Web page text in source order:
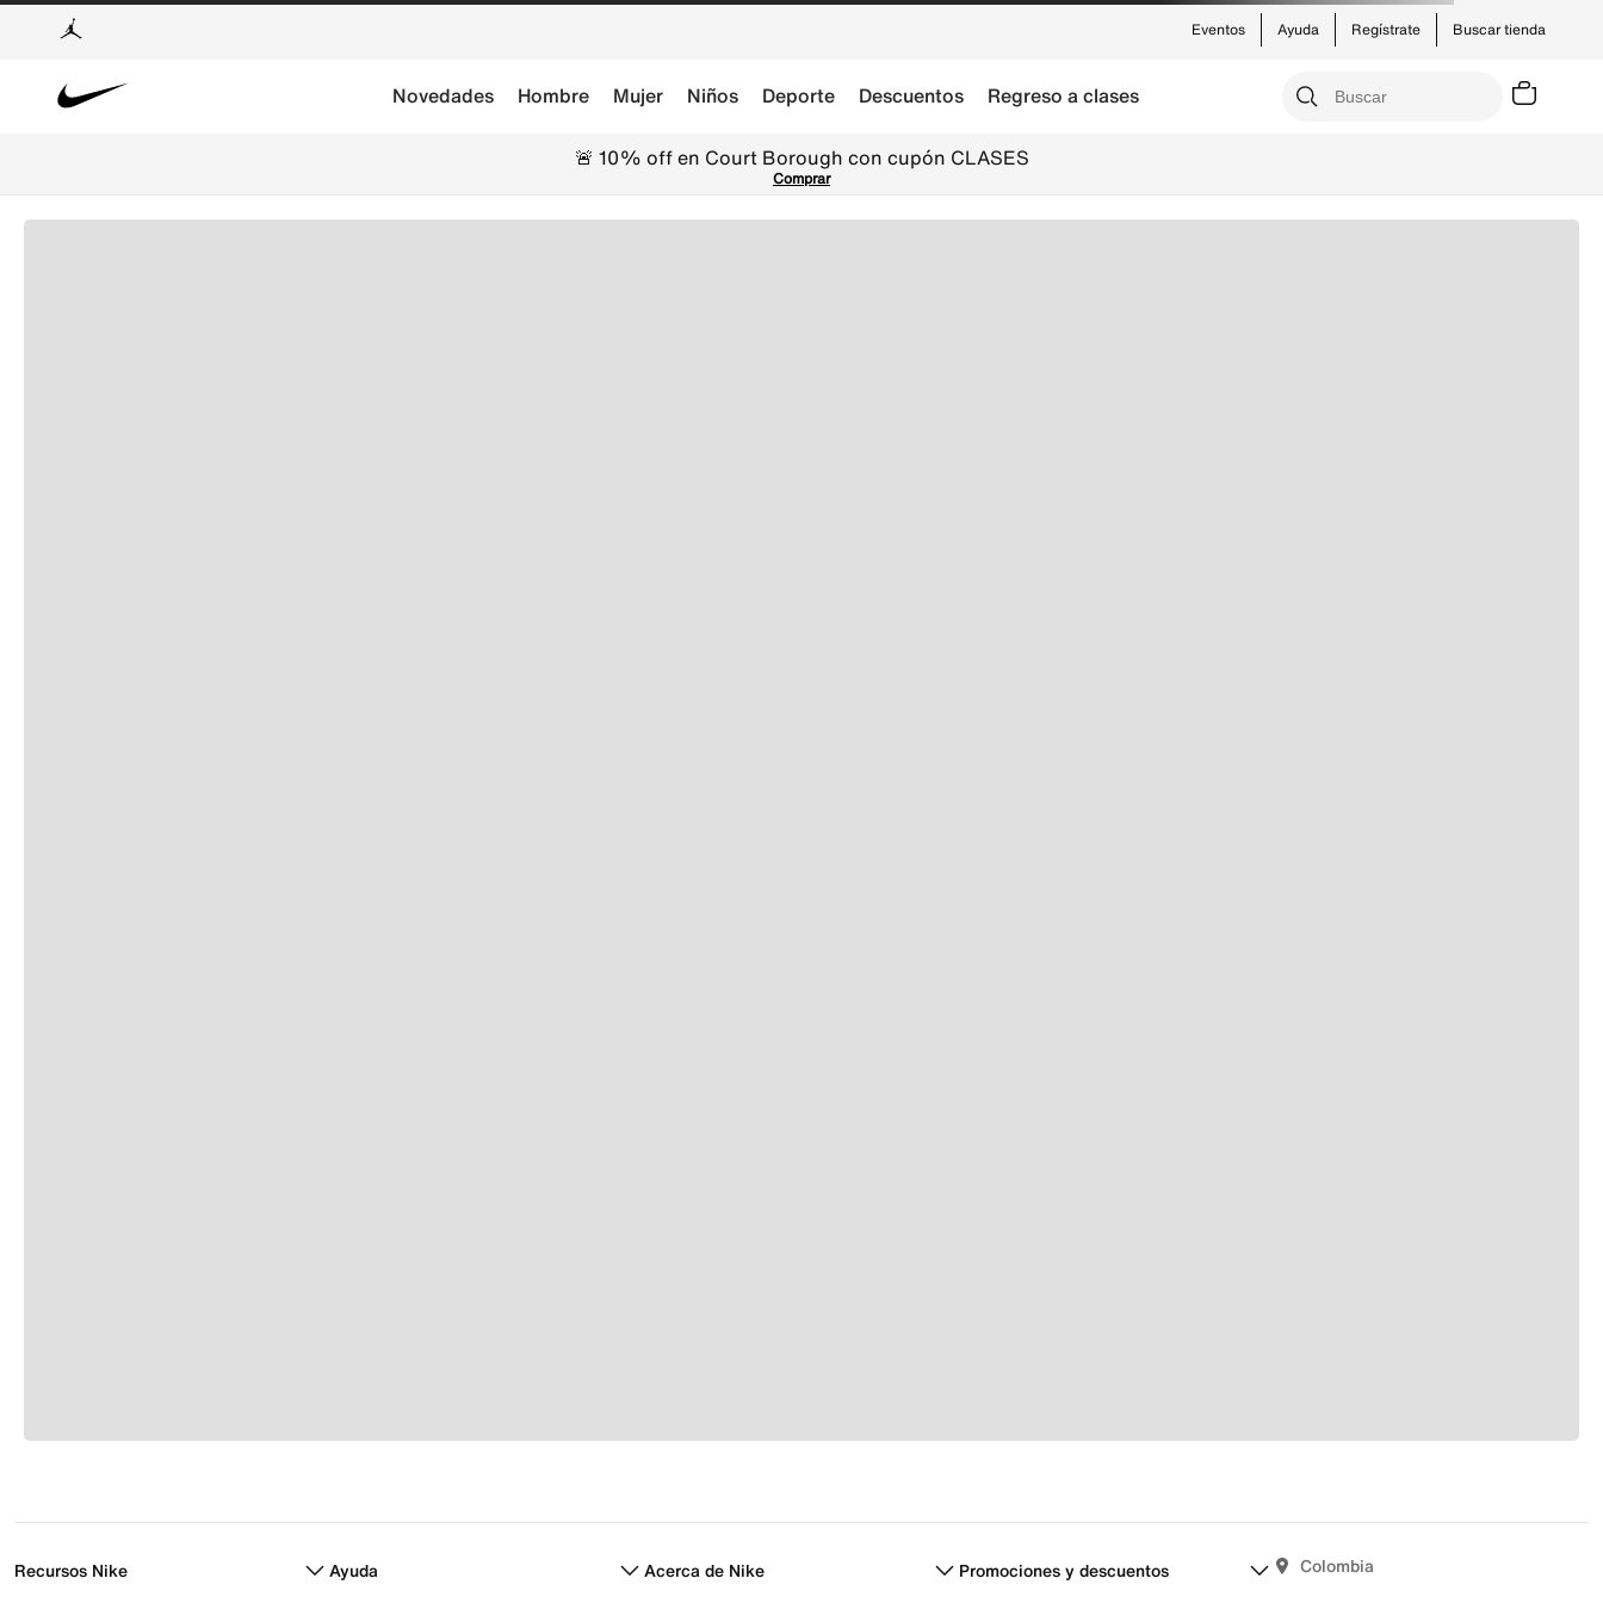
Buscar tienda
Ayuda Regístrate
Eventos
Novedades Hombre Mujer Niños Deporte Descuentos Regreso a clases
🚨 10% off en Court Borough con cupón CLASES
Comprar
Recursos Nike Ayuda Acerca de Nike Promociones y descuentos Colombia